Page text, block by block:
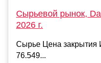
Сырьевой рынок,
2026 г.
Сырье Цена закрытия
76.549...